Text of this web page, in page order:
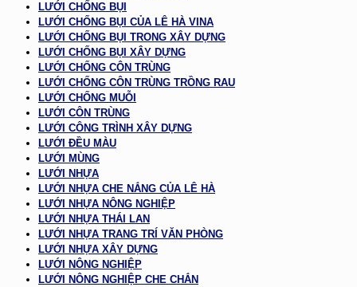
LƯỚI CHỐNG BỤI
LƯỚI CHỐNG BỤI CỦA LÊ HÀ VINA
LƯỚI CHỐNG BỤI TRONG XÂY DỰNG
LƯỚI CHỐNG BỤI XÂY DỰNG
LƯỚI CHỐNG CÔN TRÙNG
LƯỚI CHỐNG CÔN TRÙNG TRỒNG RAU
LƯỚI CHỐNG MUỖI
LƯỚI CÔN TRÙNG
LƯỚI CÔNG TRÌNH XÂY DỰNG
LƯỚI ĐỀU MÀU
LƯỚI MÙNG
LƯỚI NHỰA
LƯỚI NHỰA CHE NẮNG CỦA LÊ HÀ
LƯỚI NHỰA NÔNG NGHIỆP
LƯỚI NHỰA THÁI LAN
LƯỚI NHỰA TRANG TRÍ VĂN PHÒNG
LƯỚI NHỰA XÂY DỰNG
LƯỚI NÔNG NGHIỆP
LƯỚI NÔNG NGHIỆP CHE CHẮN